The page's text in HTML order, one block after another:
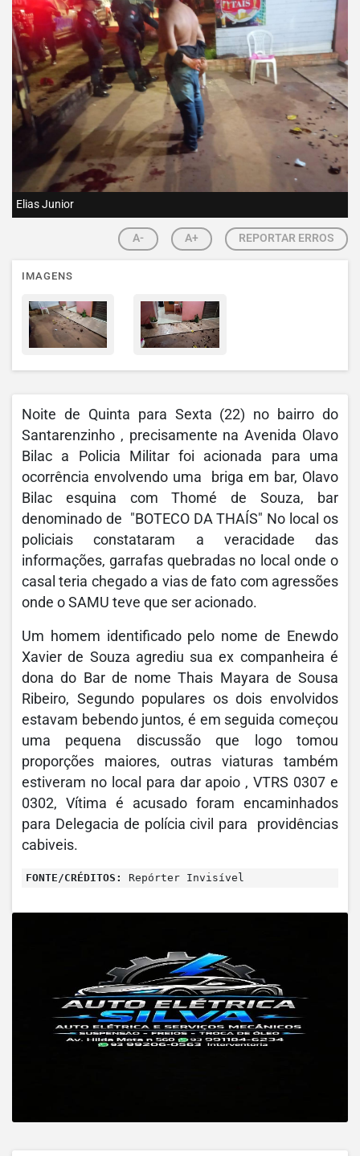
Elias Junior
A- A+ REPORTAR ERROS
IMAGENS
Noite de Quinta para Sexta (22) no bairro do
Santarenzinho , precisamente na Avenida Olavo
Bilac a Policia Militar foi acionada para uma
ocorrência envolvendo uma briga em bar, Olavo
Bilac esquina com Thomé de Souza, bar
denominado de "BOTECO DA THAÍS" No local os
policiais constataram a veracidade das
informações, garrafas quebradas no local onde o
casal teria chegado a vias de fato com agressões
onde o SAMU teve que ser acionado.
Um homem identificado pelo nome de Enewdo
Xavier de Souza agrediu sua ex companheira é
dona do Bar de nome Thais Mayara de Sousa
Ribeiro, Segundo populares os dois envolvidos
estavam bebendo juntos, é em seguida começou
uma pequena discussão que logo tomou
proporções maiores, outras viaturas também
estiveram no local para dar apoio , VTRS 0307 e
0302, Vítima é acusado foram encaminhados
para Delegacia de polícia civil para providências
cabiveis.
FONTE/CRÉDITOS: Repórter Invisível